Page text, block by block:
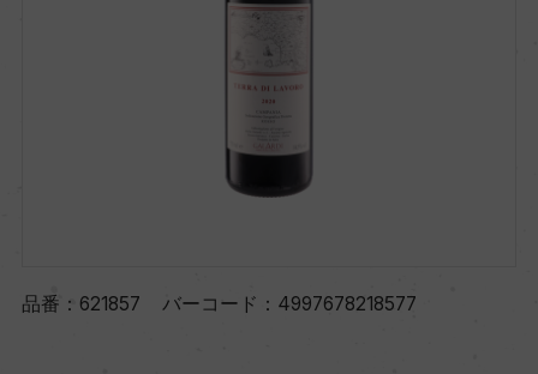
品番： 621857 バーコード： 4997678218577